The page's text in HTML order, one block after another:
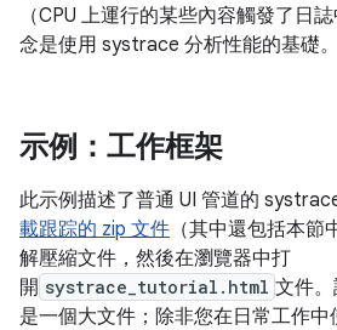
（CPU 上運行的某些內容觸發了日
念是使用 systrace 分析性能的基礎。
示例：工作框架
此示例描述了普通 UI 管道的
載跟踪的 zip 文件 （其中還包括本節
解壓縮文件，然後在瀏覽器中打
開 systrace_tutorial.html 文件
是一個大文件；除非您在日常工作